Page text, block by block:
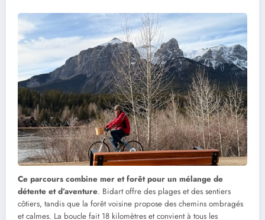
Ce parcours combine mer et forêt pour un mélange de
détente et d’aventure. Bidart offre des plages et des sentiers
côtiers, tandis que la forêt voisine propose des chemins ombragés
et calmes. La boucle fait 18 kilomètres et convient à tous les